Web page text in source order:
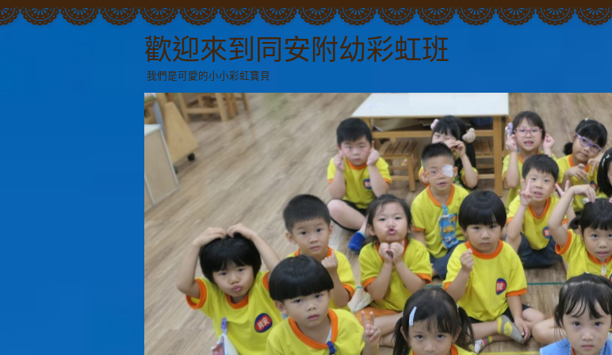
歡迎來到同安附幼彩虹班
我們是可愛的小小彩虹寶貝